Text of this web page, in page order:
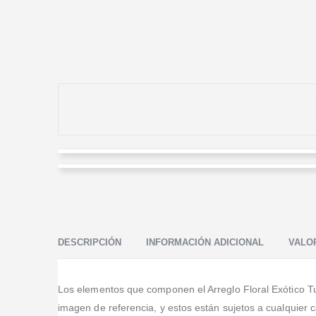
Recom...Leer Más
DESCRIPCIÓN INFORMACIÓN ADICIONAL
Los elementos que componen el Arreglo Floral Exótico
imagen de referencia, y estos están sujetos a cualquier